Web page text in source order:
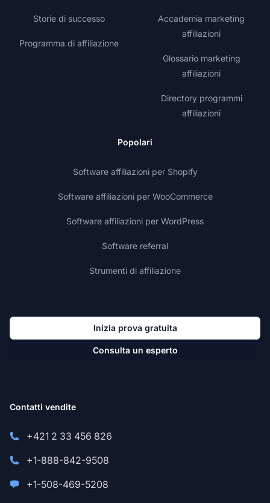
Storie di successo
Programma di affiliazione
Accademia marketing
affiliazioni
Glossario marketing
affiliazioni
Directory programmi
affiliazioni
Popolari
Software affiliazioni per Shopify
Software affiliazioni per WooCommerce
Software affiliazioni per WordPress
Software referral
Strumenti di affiliazione
Inizia prova gratuita
Consulta un esperto
Contatti vendite
+421 2 33 456 826
+1-888-842-9508
+1-508-469-5208